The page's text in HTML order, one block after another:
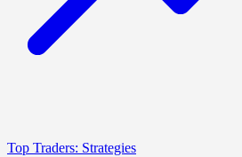
Top Traders: Strategies